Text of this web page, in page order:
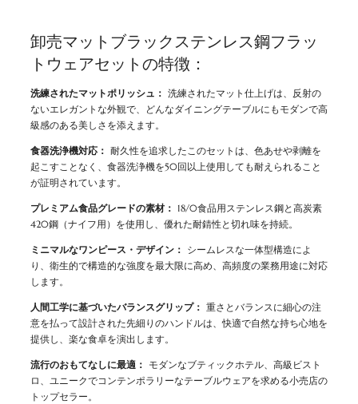
卸売マットブラックステンレス鋼フラッ
トウェアセットの特徴：
洗練されたマットポリッシュ： 洗練されたマット仕上げは、反射の
ないエレガントな外観で、どんなダイニングテーブルにもモダンで高
級感のある美しさを添えます。
食器洗浄機対応： 耐久性を追求したこのセットは、色あせや剥離を
起こすことなく、食器洗浄機を50回以上使用しても耐えられること
が証明されています。
プレミアム食品グレードの素材： 18/0食品用ステンレス鋼と高炭素
420鋼（ナイフ用）を使用し、優れた耐錆性と切れ味を持続。
ミニマルなワンピース・デザイン： シームレスな一体型構造によ
り、衛生的で構造的な強度を最大限に高め、高頻度の業務用途に対応
します。
人間工学に基づいたバランスグリップ： 重さとバランスに細心の注
意を払って設計された先細りのハンドルは、快適で自然な持ち心地を
提供し、楽な食卓を演出します。
流行のおもてなしに最適： モダンなブティックホテル、高級ビスト
ロ、ユニークでコンテンポラリーなテーブルウェアを求める小売店の
トップセラー。